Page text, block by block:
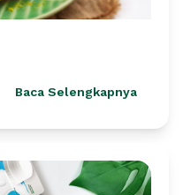
Baca Selengkapnya